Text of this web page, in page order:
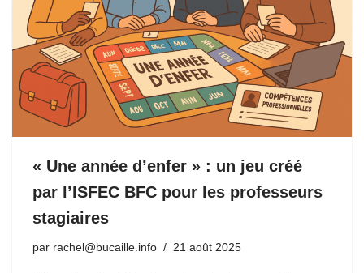
« Une année d’enfer » : un jeu créé
par l’ISFEC BFC pour les professeurs
stagiaires
par rachel@bucaille.info 21 août 2025